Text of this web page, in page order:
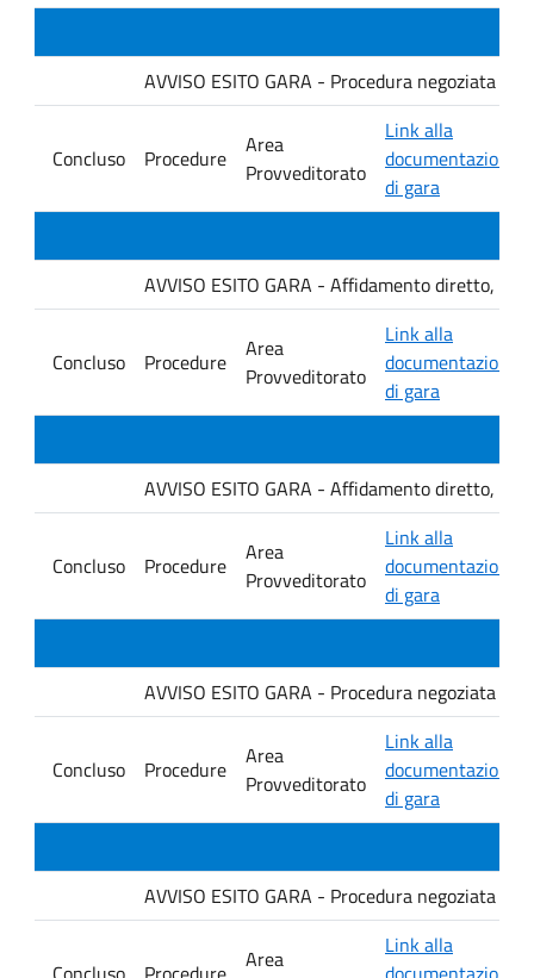
AVVISO ESITO GARA - Procedura negoziata
Concluso Procedure
Area
Provveditorato
Link alla
documentazione
di gara
AVVISO ESITO GARA - Affidamento diretto, ai
Concluso Procedure
Area
Provveditorato
Link alla
documentazione
di gara
AVVISO ESITO GARA - Affidamento diretto, ai
Concluso Procedure
Area
Provveditorato
Link alla
documentazione
di gara
AVVISO ESITO GARA - Procedura negoziata
Concluso Procedure
Area
Provveditorato
Link alla
documentazione
di gara
AVVISO ESITO GARA - Procedura negoziata
Area
Link alla